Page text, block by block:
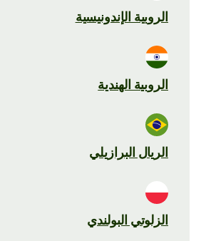
الروبية الإندونيسية
الروبية الهندية
الريال البرازيلي
الزلوتي البولندي